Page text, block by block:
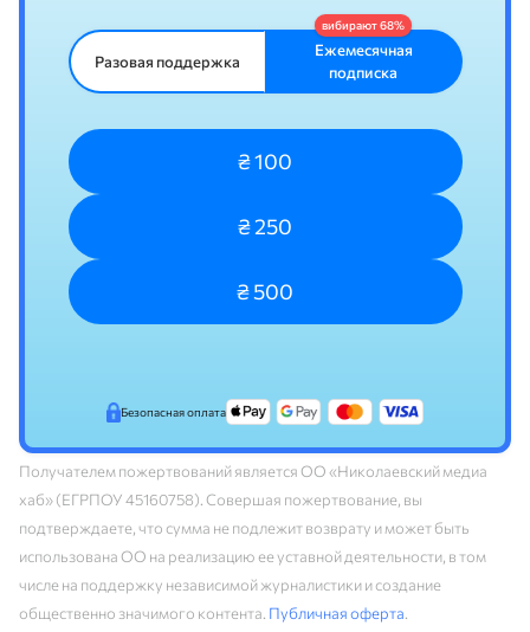
Разовая поддержка
Ежемесячная
подписка
₴ 100
₴ 250
₴ 500
Безопасная оплата
Получателем пожертвований является ОО «Николаевский медиа
хаб» (ЕГРПОУ 45160758). Совершая пожертвование, вы
подтверждаете, что сумма не подлежит возврату и может быть
использована ОО на реализацию ее уставной деятельности, в том
числе на поддержку независимой журналистики и создание
общественно значимого контента. Публичная оферта.